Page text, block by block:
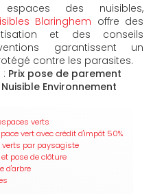
des nuisibles,
Blaringhem offre des
et des conseils
garantissent un
contre les parasites.
Prix pose de parement
Environnement
verts
vert avec crédit d'impôt 50%
verts par paysagiste
pose de clôture
d'arbre